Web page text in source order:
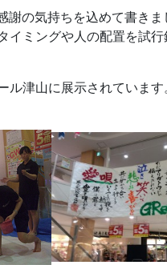
謝の気持ちを込めて書き
イミングや人の配置を試
ル津山に展示されていま